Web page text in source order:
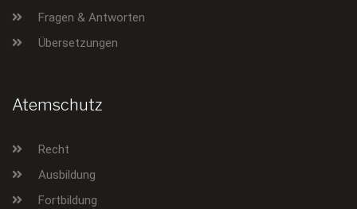
Fragen & Antworten
Übersetzungen
Atemschutz
Recht
Ausbildung
Fortbildung